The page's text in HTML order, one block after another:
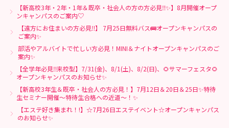
【新高校3年・2年・1年＆既卒・社会人の方の方必見‼✨】8月開催オープ
ンキャンパスのご案内♡
【遠方にお住まいの方必見‼】 7月25日無料バス🚌オープンキャンパスの
ご案内✨
部活やアルバイトで忙しい方必見！MINI＆ナイトオープンキャンパスのご
案内✨
【全学年必見‼来校型】7/31(金)、8/1(土)、8/2(日)、🌻サマーフェスタ🌻
オープンキャンパスのお知らせ✨
【新高校3年生＆既卒・社会人の方必見！】7月12日＆20日＆25日✨特待
生セミナー開催～特待生合格への近道～！✨
【エステ好き集まれ！!】☆7月26日エステイベント☆オープンキャンパス
のお知らせ✨